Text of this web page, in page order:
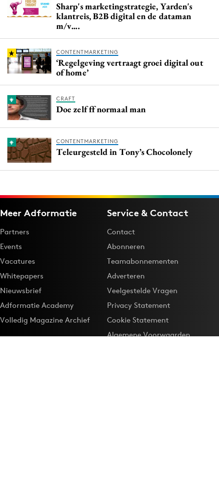
Sharp's marketingstrategie, Yarden's
klantreis, B2B digital en de dataman
m/v....
CONTENTMARKETING
‘Regelgeving vertraagt groei digital out
of home’
CRAFT
Doe zelf ff normaal man
CONTENTMARKETING
Teleurgesteld in Tony’s Chocolonely
Meer Adformatie
Partners
Events
Vacatures
Whitepapers
Nieuwsbrief
Adformatie Academy
Volledig Magazine Archief
Service & Contact
Contact
Abonneren
Teamabonnementen
Adverteren
Veelgestelde Vragen
Privacy Statement
Cookie Statement
Algemene Voorwaarden